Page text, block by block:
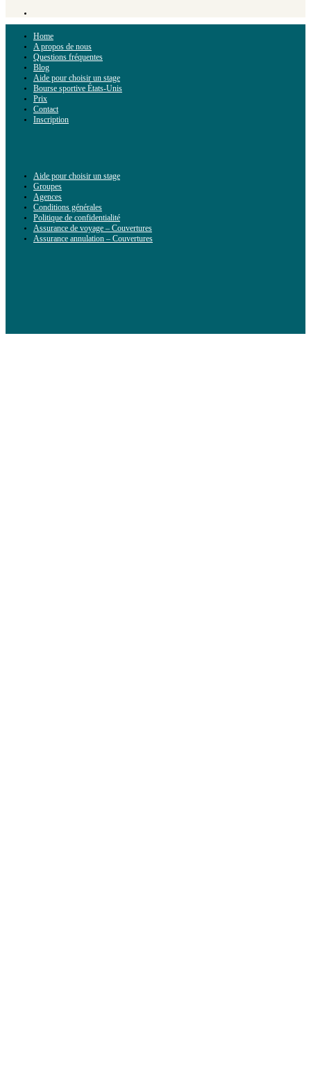
Home
A propos de nous
Questions fréquentes
Blog
Aide pour choisir un stage
Bourse sportive États-Unis
Prix
Contact
Inscription
Aide pour choisir un stage
Groupes
Agences
Conditions générales
Politique de confidentialité
Assurance de voyage – Couvertures
Assurance annulation – Couvertures